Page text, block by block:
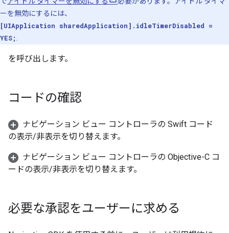
ーを無効にするには、
[UIApplication sharedApplication].idleTimerDisabled =
YES;
を呼び出します。
コードの確認
ナビゲーション ビュー コントローラの Swift コード
の表示/非表示を切り替えます。
ナビゲーション ビュー コントローラの Objective-C コ
ードの表示/非表示を切り替えます。
必要な承認をユーザーに求める